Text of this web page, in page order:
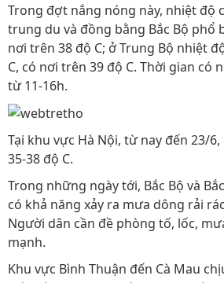
Trong đợt nắng nóng này, nhiệt độ
trung du và đồng bằng Bắc Bộ phổ
nơi trên 38 độ C; ở Trung Bộ nhiệt
C, có nơi trên 39 độ C. Thời gian có
từ 11-16h.
Tại khu vực Hà Nội, từ nay đến 23/
35-38 độ C.
Trong những ngày tới, Bắc Bộ và
có khả năng xảy ra mưa dông rải
Người dân cần đề phòng tố, lốc,
mạnh.
Khu vực Bình Thuận đến Cà Mau